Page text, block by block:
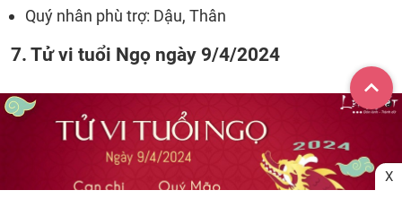
Quý nhân phù trợ: Dậu, Thân
7. Tử vi tuổi Ngọ ngày 9/4/2024
X